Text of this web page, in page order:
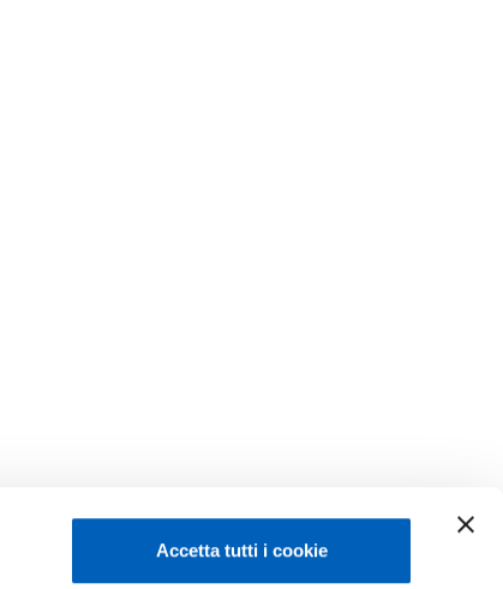
Accetta tutti i cookie